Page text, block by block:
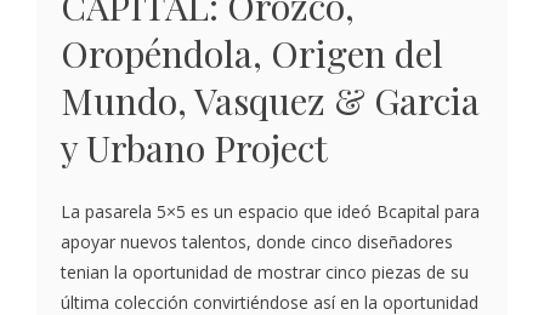
Oropéndola, Origen del
Mundo, Vasquez & Garcia
y Urbano Project
La pasarela 5×5 es un espacio que ideó Bcapital para
apoyar nuevos talentos, donde cinco diseñadores
tenian la oportunidad de mostrar cinco piezas de su
última colección convirtiéndose así en la oportunidad